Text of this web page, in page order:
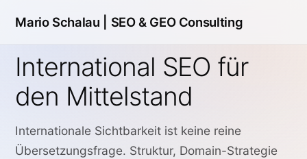
Mario Schalau | SEO & GEO Consulting
International SEO für
den Mittelstand
Internationale Sichtbarkeit ist keine reine
Übersetzungsfrage. Struktur, Domain-Strategie